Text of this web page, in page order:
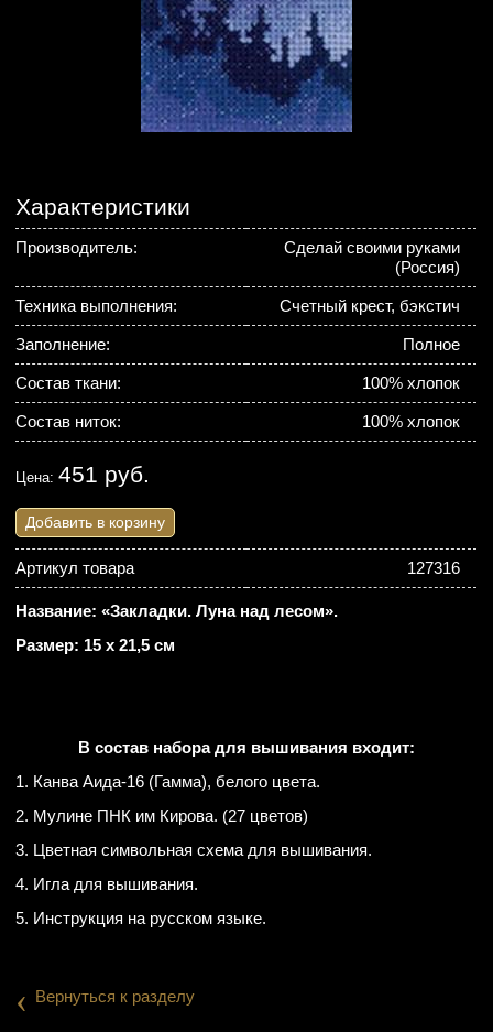
Характеристики
Производитель:
Сделай своими руками
(Россия)
Техника выполнения: Счетный крест, бэкстич
Заполнение: Полное
Состав ткани: 100% хлопок
Состав ниток: 100% хлопок
Цена:451 руб.
Добавить в корзину
Артикул товара 127316
Название: «Закладки. Луна над лесом».
Размер: 15 х 21,5 см
В состав набора для вышивания входит:
1. Канва Аида-16 (Гамма), белого цвета.
2. Мулине ПНК им Кирова. (27 цветов)
3. Цветная символьная схема для вышивания.
4. Игла для вышивания.
5. Инструкция на русском языке.
‹ Вернуться к разделу